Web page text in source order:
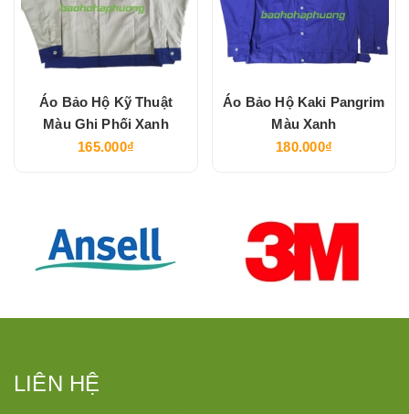
Áo Bảo Hộ Kỹ Thuật
Màu Ghi Phối Xanh
165.000₫
Áo Bảo Hộ Kaki Pangrim
Màu Xanh
180.000₫
LIÊN HỆ